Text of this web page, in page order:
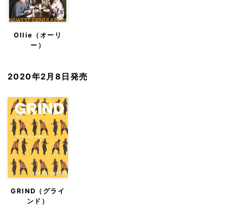
Ollie（オーリ
ー）
2020年2月8日発売
GRIND（グライ
ンド）